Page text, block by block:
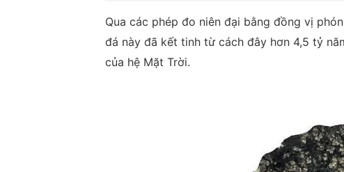
Qua các phép đo niên đại bằng đồng vị
đá này đã kết tinh từ cách đây hơn 4,5 tỷ
của hệ Mặt Trời.